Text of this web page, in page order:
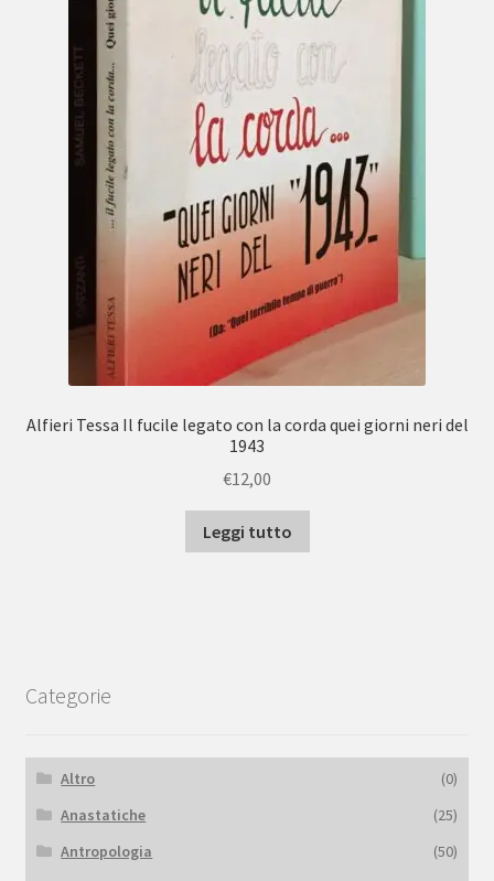
Alfieri Tessa Il fucile legato con la corda quei giorni neri del
1943
€12,00
Leggi tutto
Categorie
Altro
(0)
Anastatiche
(25)
Antropologia
(50)